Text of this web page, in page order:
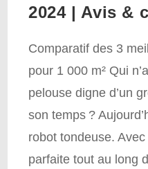
2024 | Avis &
Comparatif des 3
pour 1 000 m² Qui
pelouse digne d’un
son temps ?
robot tondeuse.
parfaite tout au long